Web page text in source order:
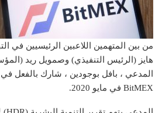
من بين المتهمين اللاعبين الرئيسيين في
هايز (الرئيس التنفيذي) وصمويل ريد
المدعي ، بافل بوجودين ، شارك بالفعل في
BitMEX في مايو 2020.